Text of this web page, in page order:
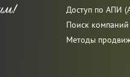
Доступ по АПИ
Поиск
Методы